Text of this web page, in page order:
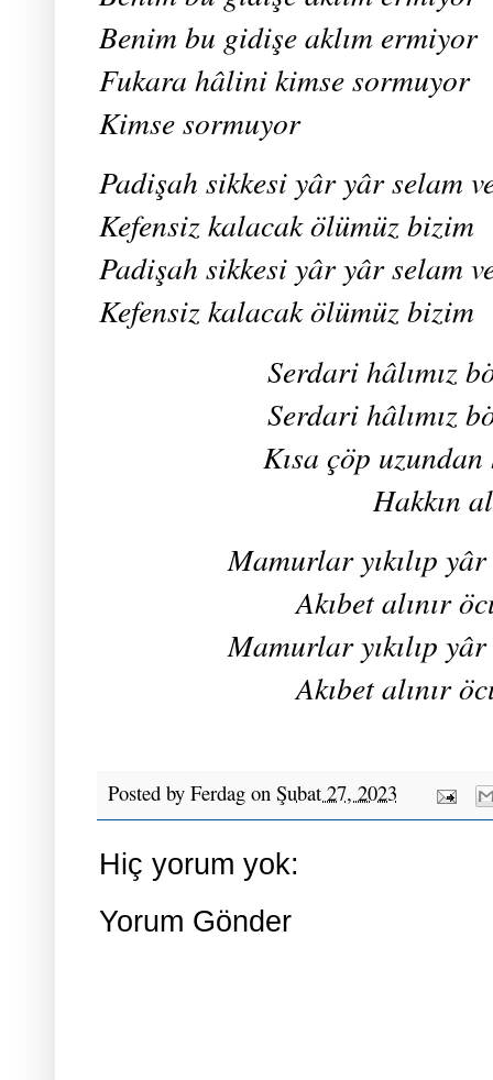
Benim bu gidişe aklım ermiyor
Fukara hâlini kimse sormuyor
Kimse sormuyor
Padişah sikkesi yâr yâr selam
Kefensiz kalacak ölümüz bizim
Padişah sikkesi yâr yâr selam
Kefensiz kalacak ölümüz bizim
Serdari hâlımız
Serdari hâlımız
Kısa çöp
Hakkın
Mamurlar yıkılıp
Akıbet alınır
Mamurlar yıkılıp
Akıbet alınır
Posted by Ferdag on Şubat 27, 2023
Hiç yorum yok:
Yorum Gönder